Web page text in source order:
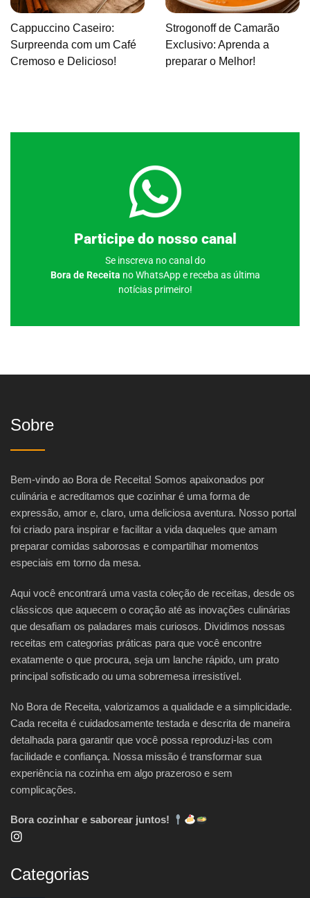
Cappuccino Caseiro:
Surpreenda com um Café
Cremoso e Delicioso!
Strogonoff de Camarão
Exclusivo: Aprenda a
preparar o Melhor!
Participe do nosso canal
Se inscreva no canal do
Bora de Receita no WhatsApp e receba as última
notícias primeiro!
Clique aqui
Sobre
Bem-vindo ao Bora de Receita! Somos apaixonados por
culinária e acreditamos que cozinhar é uma forma de
expressão, amor e, claro, uma deliciosa aventura. Nosso portal
foi criado para inspirar e facilitar a vida daqueles que amam
preparar comidas saborosas e compartilhar momentos
especiais em torno da mesa.
Aqui você encontrará uma vasta coleção de receitas, desde os
clássicos que aquecem o coração até as inovações culinárias
que desafiam os paladares mais curiosos. Dividimos nossas
receitas em categorias práticas para que você encontre
exatamente o que procura, seja um lanche rápido, um prato
principal sofisticado ou uma sobremesa irresistível.
No Bora de Receita, valorizamos a qualidade e a simplicidade.
Cada receita é cuidadosamente testada e descrita de maneira
detalhada para garantir que você possa reproduzi-las com
facilidade e confiança. Nossa missão é transformar sua
experiência na cozinha em algo prazeroso e sem
complicações.
Bora cozinhar e saborear juntos!
Categorias